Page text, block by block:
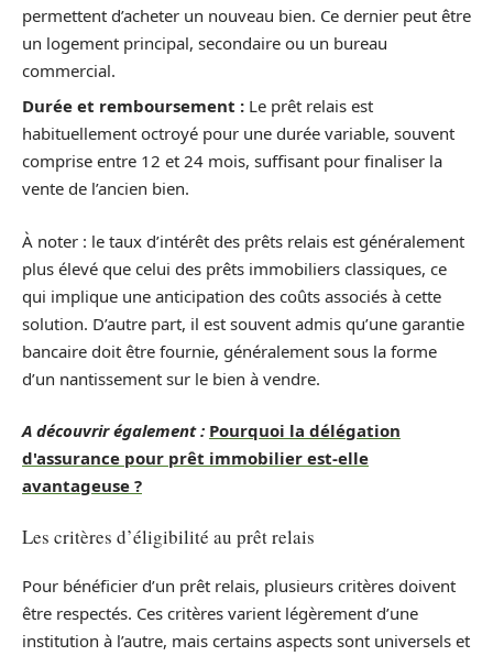
permettent d’acheter un nouveau bien. Ce dernier peut être
un logement principal, secondaire ou un bureau
commercial.
Durée et remboursement : Le prêt relais est
habituellement octroyé pour une durée variable, souvent
comprise entre 12 et 24 mois, suffisant pour finaliser la
vente de l’ancien bien.
À noter : le taux d’intérêt des prêts relais est généralement
plus élevé que celui des prêts immobiliers classiques, ce
qui implique une anticipation des coûts associés à cette
solution. D’autre part, il est souvent admis qu’une garantie
bancaire doit être fournie, généralement sous la forme
d’un nantissement sur le bien à vendre.
A découvrir également : Pourquoi la délégation
d'assurance pour prêt immobilier est-elle
avantageuse ?
Les critères d’éligibilité au prêt relais
Pour bénéficier d’un prêt relais, plusieurs critères doivent
être respectés. Ces critères varient légèrement d’une
institution à l’autre, mais certains aspects sont universels et